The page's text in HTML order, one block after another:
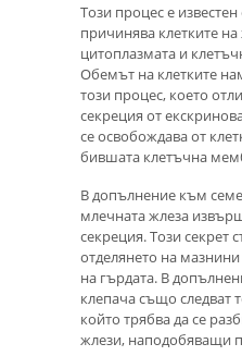
Този процес е
причинява клетките на
цитоплазмата и
Обемът на клетките
този процес, което
секреция от
се освобождава от
бившата клетъчна
В допълнение към
млечната жлеза
секреция. Този секрет
отделянето на
на гърдата. В
клепача също следват
който трябва да се
жлези, наподобяващи